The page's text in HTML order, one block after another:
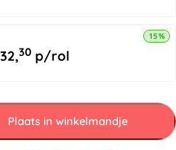
32,30 p/rol
15%
Plaats in winkelmandje